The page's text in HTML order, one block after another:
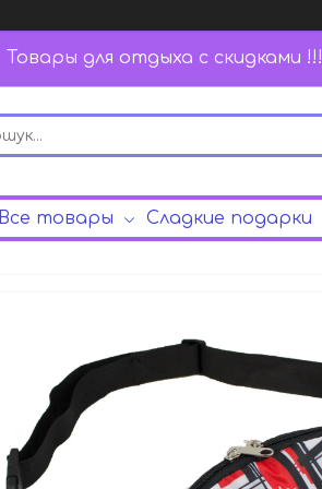
Товары для отдыха с скидками !!!
Все товары Сладкие подарки